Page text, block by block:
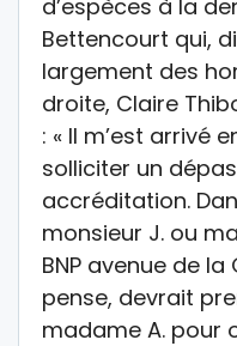
d’espèces à la
Bettencourt qui,
largement des
droite, Claire
: « Il m’est arrivé
solliciter un
accréditation.
monsieur J. ou
BNP avenue de
pense, devrait
madame A. pour